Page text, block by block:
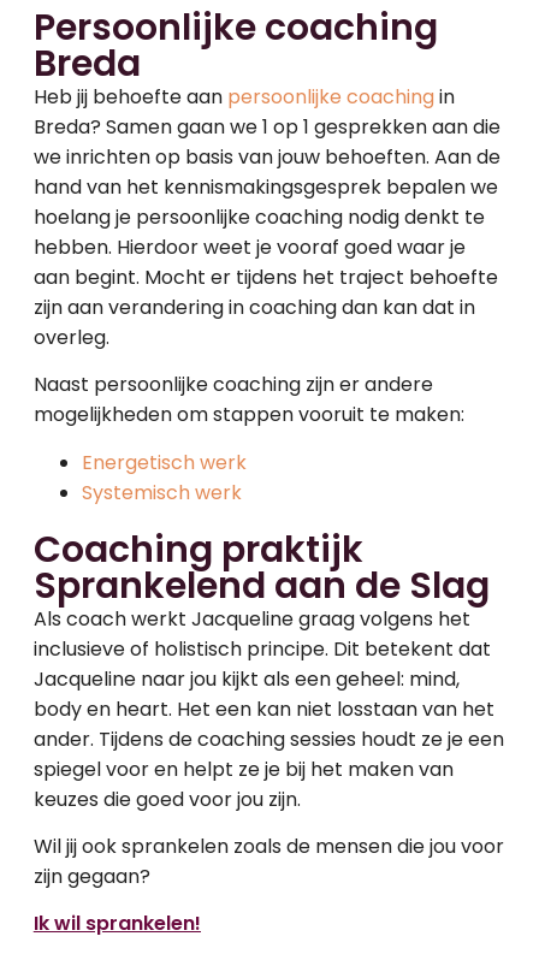
Persoonlijke coaching
Breda
Heb jij behoefte aan persoonlijke coachingin
Breda? Samen gaan we 1 op 1 gesprekken aan die
we inrichten op basis van jouw behoeften. Aan de
hand van het kennismakingsgesprek bepalen we
hoelang je persoonlijke coaching nodig denkt te
hebben. Hierdoor weet je vooraf goed waar je
aan begint. Mocht er tijdens het traject behoefte
zijn aan verandering in coaching dan kan dat in
overleg.
Naast persoonlijke coaching zijn er andere
mogelijkheden om stappen vooruit te maken:
Energetisch werk
Systemisch werk
Coaching praktijk
Sprankelend aan de Slag
Als coach werkt Jacqueline graag volgens het
inclusieve of holistisch principe. Dit betekent dat
Jacqueline naar jou kijkt als een geheel: mind,
body en heart. Het een kan niet losstaan van het
ander. Tijdens de coaching sessies houdt ze je een
spiegel voor en helpt ze je bij het maken van
keuzes die goed voor jou zijn.
Wil jij ook sprankelen zoals de mensen die jou voor
zijn gegaan?
Ik wil sprankelen!